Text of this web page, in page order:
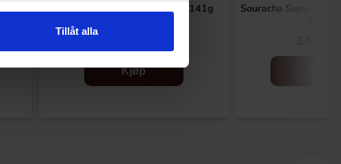
Tillåt alla
Nerds Rainbow Video Boxes 141g
Kjøp
Souracha Super Sour